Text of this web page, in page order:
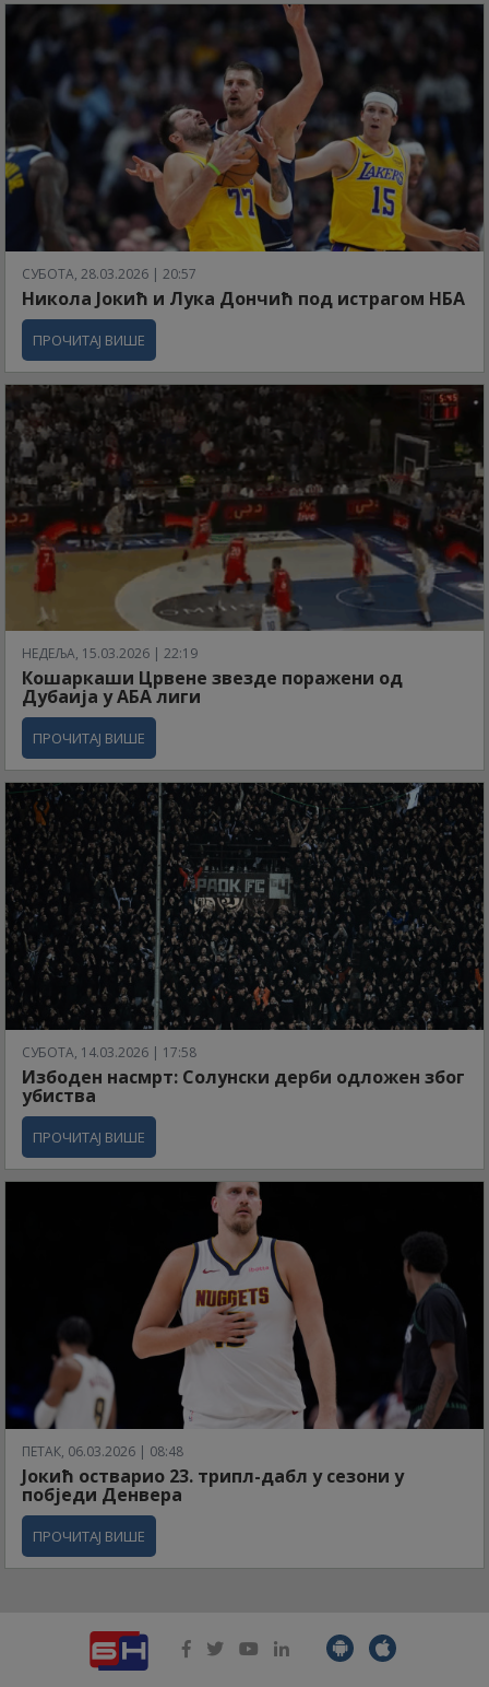
СУБОТА, 28.03.2026 | 20:57
Никола Јокић и Лука Дончић под истрагом НБА
ПРОЧИТАЈ ВИШЕ
НЕДЕЉА, 15.03.2026 | 22:19
Кошаркаши Црвене звезде поражени од
Дубаија у АБА лиги
ПРОЧИТАЈ ВИШЕ
СУБОТА, 14.03.2026 | 17:58
Избоден насмрт: Солунски дерби одложен због
убиства
ПРОЧИТАЈ ВИШЕ
ПЕТАК, 06.03.2026 | 08:48
Јокић остварио 23. трипл-дабл у сезони у
побједи Денвера
ПРОЧИТАЈ ВИШЕ